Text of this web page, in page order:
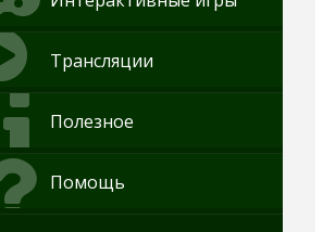
Трансляции
Полезное
Помощь